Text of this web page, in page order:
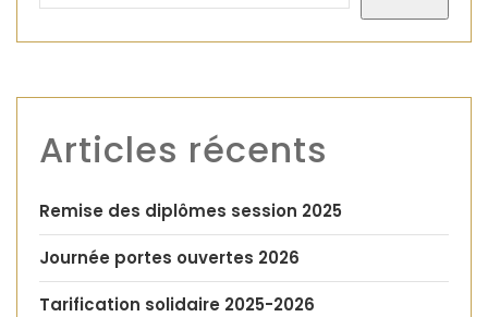
Articles récents
Remise des diplômes session 2025
Journée portes ouvertes 2026
Tarification solidaire 2025-2026